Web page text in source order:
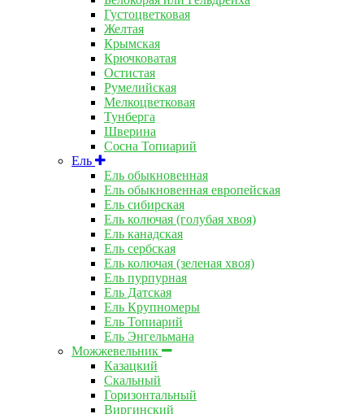
Густоцветковая
Желтая
Крымская
Крючковатая
Остистая
Румелийская
Мелкоцветковая
Тунберга
Шверина
Сосна Топиарий
Ель
Ель обыкновенная
Ель обыкновенная европейская
Ель сибирская
Ель колючая (голубая хвоя)
Ель канадская
Ель сербская
Ель колючая (зеленая хвоя)
Ель пурпурная
Ель Датская
Ель Крупномеры
Ель Топиарий
Ель Энгельмана
Можжевельник
Казацкий
Скальный
Горизонтальный
Виргинский